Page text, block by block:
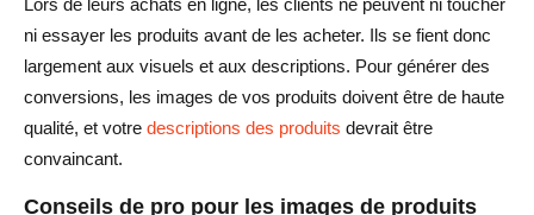
Lors de leurs achats en ligne, les clients ne peuvent ni toucher
ni essayer les produits avant de les acheter. Ils se fient donc
largement aux visuels et aux descriptions. Pour générer des
conversions, les images de vos produits doivent être de haute
qualité, et votre descriptions des produits devrait être
convaincant.
Conseils de pro pour les images de produits